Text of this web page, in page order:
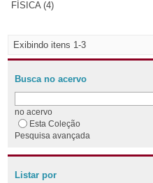
FÍSICA (4)
Exibindo itens 1-3
Busca no acervo
no acervo
Esta Coleção
Pesquisa avançada
Listar por